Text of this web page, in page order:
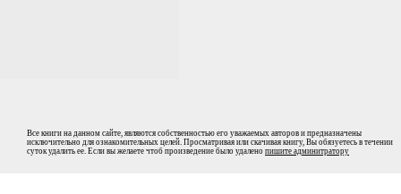
Все книги на данном сайте, являются собственностью его уважаемых авторов и предназначены
исключительно для ознакомительных целей. Просматривая или скачивая книгу, Вы обязуетесь в течении
суток удалить ее. Если вы желаете чтоб произведение было удалено пишите админитратору